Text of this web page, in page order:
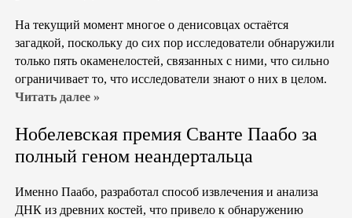
На текущий момент многое о денисовцах остаётся
загадкой, поскольку до сих пор исследователи обнаружили
только пять окаменелостей, связанных с ними, что сильно
ограничивает то, что исследователи знают о них в целом.
Читать далее »
Нобелевская премия Сванте Паабо за
полный геном неандертальца
Именно Паабо, разработал способ извлечения и анализа
ДНК из древних костей, что привело к обнаружению